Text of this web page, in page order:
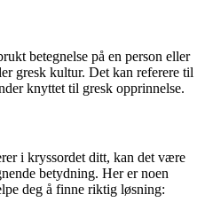
betegnelse på en person eller
gresk kultur. Det kan referere til
knyttet til gresk opprinnelse.
i kryssordet ditt, kan det være
betydning. Her er noen
deg å finne riktig løsning: